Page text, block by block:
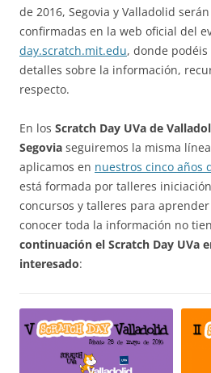
de 2016, Segovia y Valladolid
confirmadas en la web oficial del
day.scratch.mit.edu, donde
detalles sobre la información,
respecto.
En los Scratch Day UVa de
Segovia seguiremos la misma
aplicamos en nuestros cinco años
está formada por talleres
concursos y talleres para
conocer toda la información no
continuación el Scratch Day UVa
interesado: